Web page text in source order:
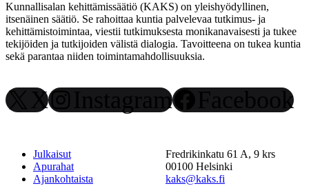
Kunnallisalan kehittämissäätiö (KAKS) on yleishyödyllinen,
itsenäinen säätiö. Se rahoittaa kuntia palvelevaa tutkimus- ja
kehittämistoimintaa, viestii tutkimuksesta monikanavaisesti ja tukee
tekijöiden ja tutkijoiden välistä dialogia. Tavoitteena on tukea kuntia
sekä parantaa niiden toimintamahdollisuuksia.
X Instagram Facebook
Julkaisut
Apurahat
Ajankohtaista
Fredrikinkatu 61 A, 9 krs
00100 Helsinki
kaks@kaks.fi